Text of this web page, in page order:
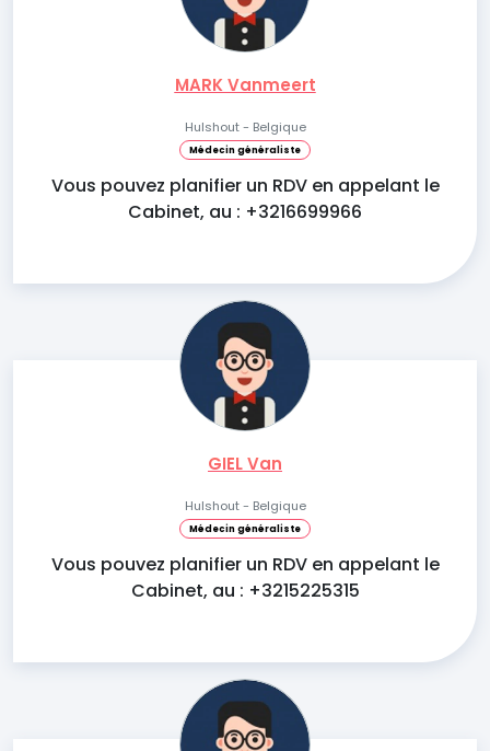
MARK Vanmeert
Hulshout - Belgique
Médecin généraliste
Vous pouvez planifier un RDV en appelant le
Cabinet, au : +3216699966
GIEL Van
Hulshout - Belgique
Médecin généraliste
Vous pouvez planifier un RDV en appelant le
Cabinet, au : +3215225315